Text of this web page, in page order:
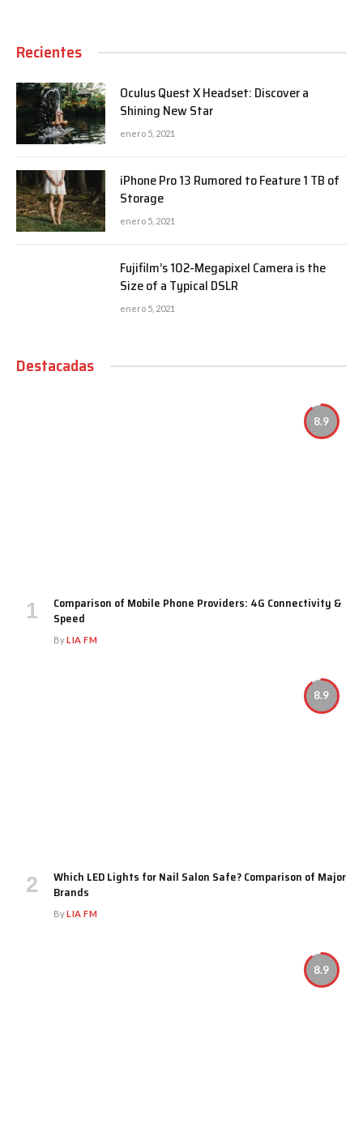
Recientes
Oculus Quest X Headset: Discover a
Shining New Star
enero 5, 2021
iPhone Pro 13 Rumored to Feature 1 TB of
Storage
enero 5, 2021
Fujifilm’s 102-Megapixel Camera is the
Size of a Typical DSLR
enero 5, 2021
Destacadas
8.9
Comparison of Mobile Phone Providers: 4G Connectivity &
Speed
ByLIA FM
8.9
Which LED Lights for Nail Salon Safe? Comparison of Major
Brands
ByLIA FM
8.9